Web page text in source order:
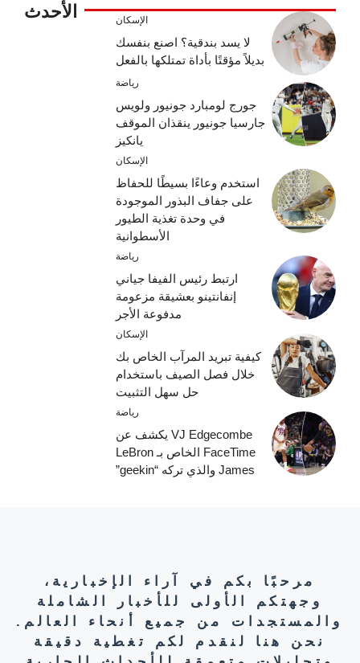
الأحدث الإسكان
لا يسد بندقية؟ اصنع بنفسك
بديلاً مؤقتًا بأداة تمتلكها بالفعل
رياضة
جورج لومبارد جونيور ولويس
جارسيا جونيور ينقذان الموقف
يانكيز
الإسكان
استخدم وعاءًا بسيطًا للحفاظ
على جفاف البذور الموجودة
في وحدة تغذية الطيور
الأسطوانية
رياضة
ارتبط رئيس الفيفا جياني
إنفانتينو بعشيقة مزعومة
مدفوعة الأجر
الإسكان
كيفية تبريد المرآب الخاص بك
خلال فصل الصيف باستخدام
حل سهل التثبيت
رياضة
VJ Edgecombe يكشف عن
FaceTime الخاص بـ LeBron
James والذي تركه “geekin”
مرحبًا بكم في آراء الإخبارية،
وجهتكم الأولى للأخبار الشاملة
والمستجدات من جميع أنحاء العالم.
نحن هنا لنقدم لكم تغطية دقيقة